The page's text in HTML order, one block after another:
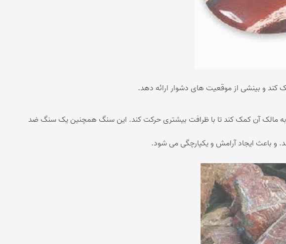
مالک آن کمک کند تا با ظرافت بیشتری حرکت کند. این سنگ همچنین یک سنگ ضد
و باعث ایجاد آرامش و یکپارچگی می شود.